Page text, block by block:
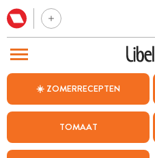
☀️ ZOMERRECEPTEN
TOMAAT
BEZOEK ONZE ANDERE WEBSITES
WEEKMENU